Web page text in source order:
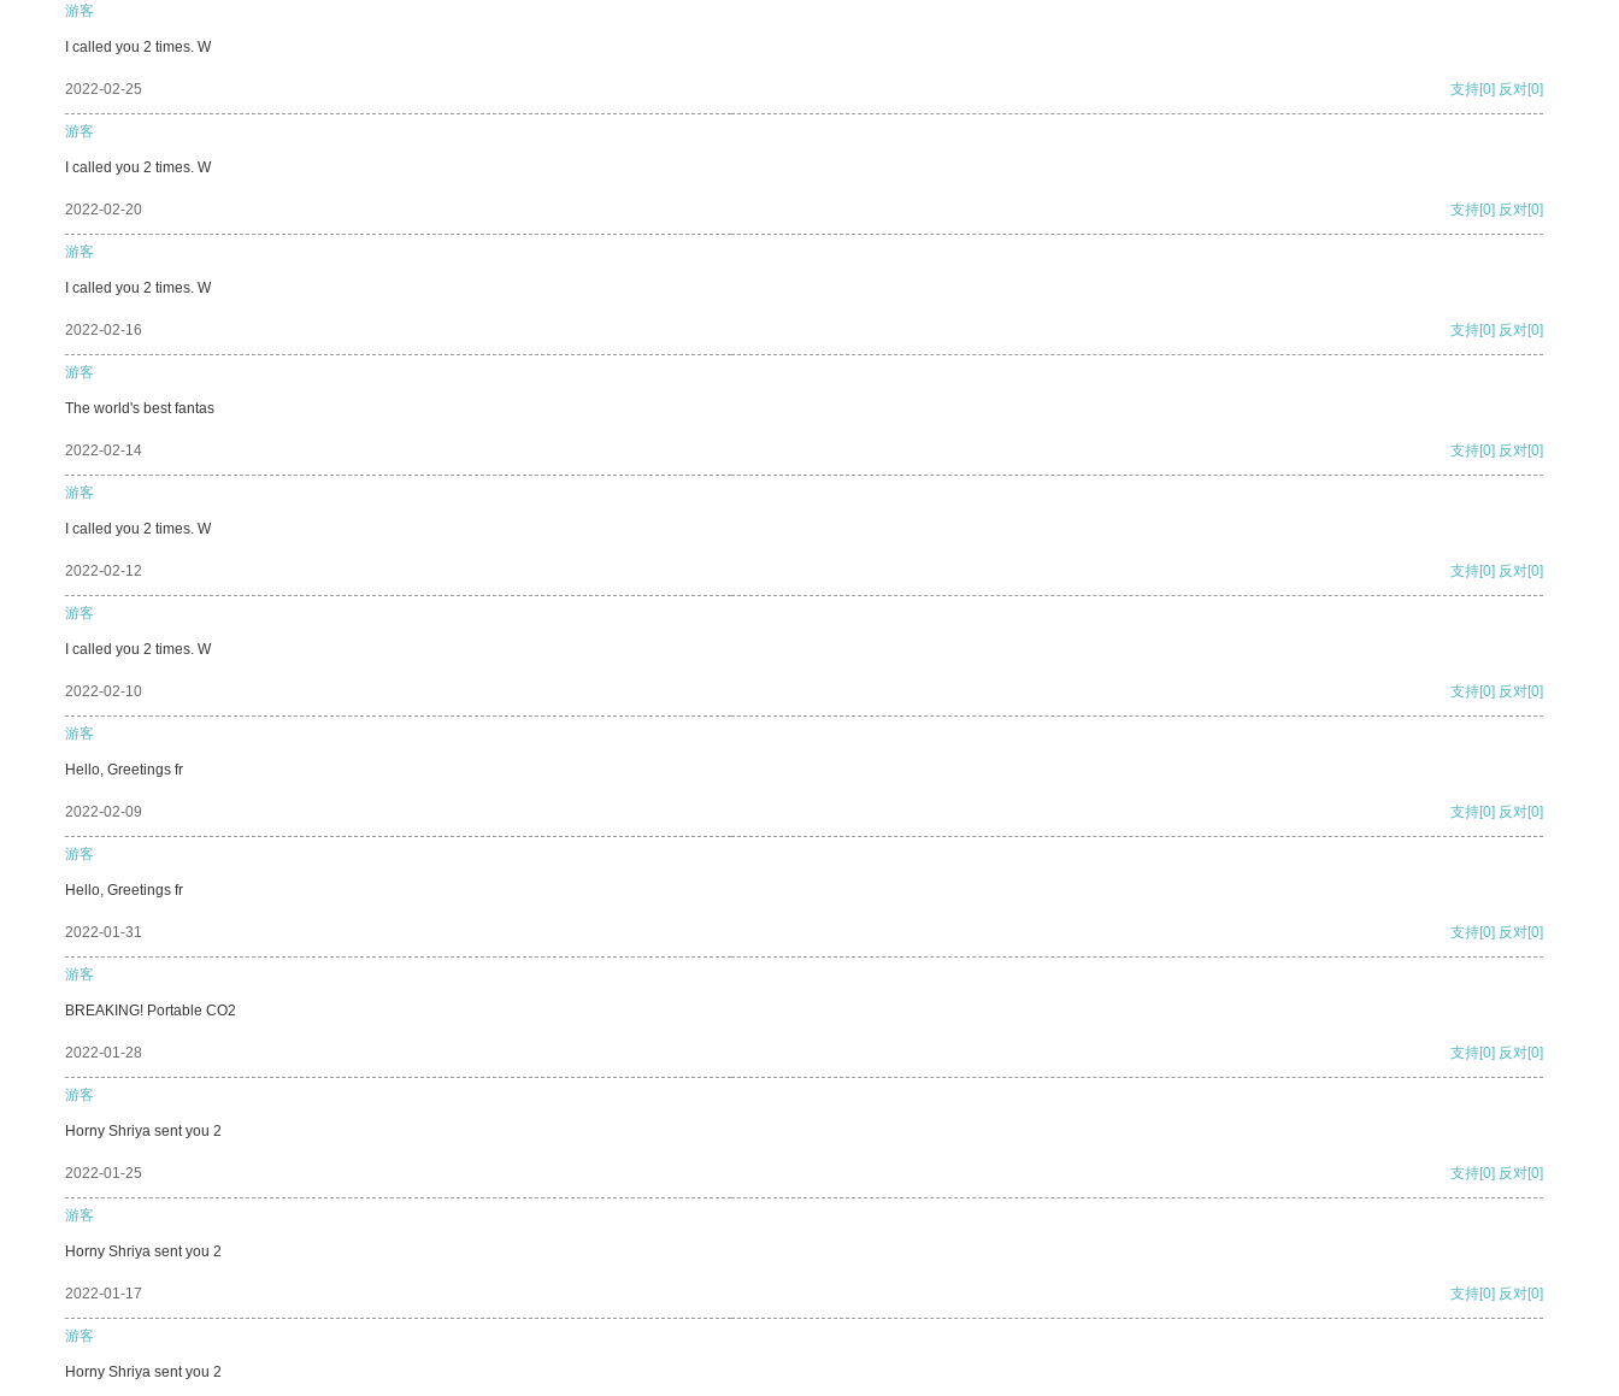
游客
I called you 2 times. W
2022-02-25 支持[0] 反对[0]
游客
I called you 2 times. W
2022-02-20 支持[0] 反对[0]
游客
I called you 2 times. W
2022-02-16 支持[0] 反对[0]
游客
The world's best fantas
2022-02-14 支持[0] 反对[0]
游客
I called you 2 times. W
2022-02-12 支持[0] 反对[0]
游客
I called you 2 times. W
2022-02-10 支持[0] 反对[0]
游客
Hello, Greetings fr
2022-02-09 支持[0] 反对[0]
游客
Hello, Greetings fr
2022-01-31 支持[0] 反对[0]
游客
BREAKING! Portable CO2
2022-01-28 支持[0] 反对[0]
游客
Horny Shriya sent you 2
2022-01-25 支持[0] 反对[0]
游客
Horny Shriya sent you 2
2022-01-17 支持[0] 反对[0]
游客
Horny Shriya sent you 2